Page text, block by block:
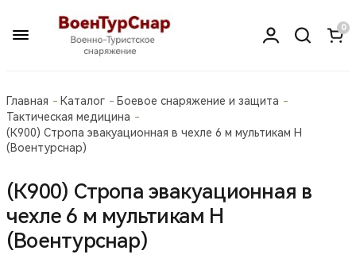
0
Главная Каталог
Боевое снаряжение и защита
Тактическая медицина
(К900) Стропа эвакуационная в чехле 6 м мультикам Н
(Воентурснар)
(К900) Стропа эвакуационная в
чехле 6 м мультикам Н
(Воентурснар)